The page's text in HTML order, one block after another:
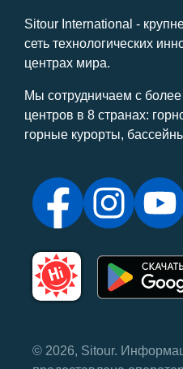
Sitour International -
сеть технологических
центрах мира.
Мы сотрудничаем с
центров в 8 странах:
горные курорты,
© 2026, Sitour.